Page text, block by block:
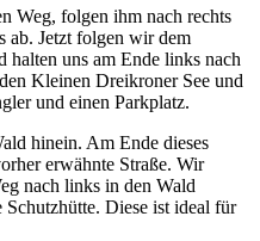
Weg, folgen ihm nach rechts
ab. Jetzt folgen wir dem
halten uns am Ende links nach
Kleinen Dreikroner See und
und einen Parkplatz.
hinein. Am Ende dieses
erwähnte Straße. Wir
nach links in den Wald
Diese ist ideal für